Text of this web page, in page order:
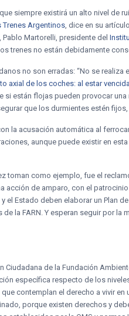
siempre existirá un alto nivel de
Trenes Argentinos, dice en su
Pablo Martorelli, presidente del
trenes no están debidamente
no son erradas: “No se
axial de los coches: al estar
si están flojas pueden provocar
que los durmientes estén
la acusación automática al
aunque puede existir en
toman como ejemplo, fue el
acción de amparo, con el
el Estado deben elaborar un Plan
la FARN. Y esperan seguir por la
de la Fundación
específica respecto de los
contemplan el derecho a vivir
porque existen derechos y